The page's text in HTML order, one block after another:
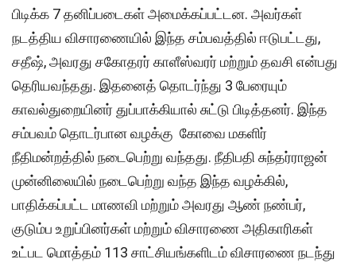
பிடிக்க 7 தனிப்படைகள் அமைக்கப்பட்டன. அவர்கள்
நடத்திய விசாரணையில் இந்த சம்பவத்தில் ஈடுபட்டது,
சதீஷ், அவரது சகோதரர் காளீஸ்வரர் மற்றும் தவசி என்பது
தெரியவந்தது. இதனைத் தொடர்ந்து 3 பேரையும்
காவல்துறையினர் துப்பாக்கியால் சுட்டு பிடித்தனர். இந்த
சம்பவம் தொடர்பான வழக்கு கோவை மகளிர்
நீதிமன்றத்தில் நடைபெற்று வந்தது. நீதிபதி சுந்தர்ராஜன்
முன்னிலையில் நடைபெற்று வந்த இந்த வழக்கில்,
பாதிக்கப்பட்ட மாணவி மற்றும் அவரது ஆண் நண்பர்,
குடும்ப உறுப்பினர்கள் மற்றும் விசாரணை அதிகாரிகள்
உட்பட மொத்தம் 113 சாட்சியங்களிடம் விசாரணை நடந்து